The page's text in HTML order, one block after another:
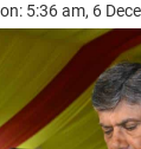
5:36 am, 6